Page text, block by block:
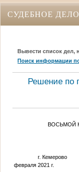
СУДЕБНОЕ
Вывести список дел,
Поиск информации
Решение по
ВОСЬМОЙ
г.
февраля 2021 г.